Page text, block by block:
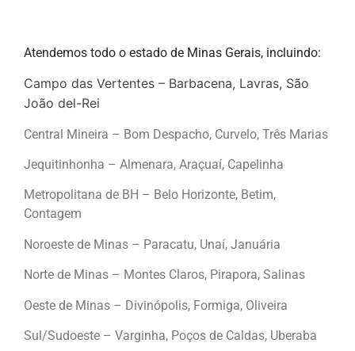
Atendemos todo o estado de Minas Gerais, incluindo:
Campo das Vertentes – Barbacena, Lavras, São
João del-Rei
Central Mineira – Bom Despacho, Curvelo, Três Marias
Jequitinhonha – Almenara, Araçuaí, Capelinha
Metropolitana de BH – Belo Horizonte, Betim,
Contagem
Noroeste de Minas – Paracatu, Unaí, Januária
Norte de Minas – Montes Claros, Pirapora, Salinas
Oeste de Minas – Divinópolis, Formiga, Oliveira
Sul/Sudoeste – Varginha, Poços de Caldas, Uberaba